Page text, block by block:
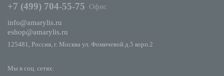
Мы в соц. сетях:
+7 (499) 704-55-75
Офис
info@amarylis.ru
eshop@amarylis.ru
125481, Россия, г. Москва ул. Фомичевой д.5 корп.2